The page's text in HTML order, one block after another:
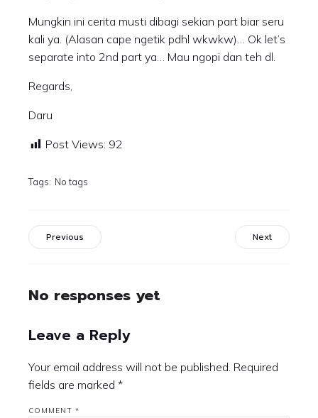
Mungkin ini cerita musti dibagi sekian part biar seru
kali ya. (Alasan cape ngetik pdhl wkwkw)… Ok let’s
separate into 2nd part ya… Mau ngopi dan teh dl.
Regards,
Daru
Post Views: 92
Tags: No tags
Previous Next
No responses yet
Leave a Reply
Your email address will not be published. Required
fields are marked *
COMMENT *